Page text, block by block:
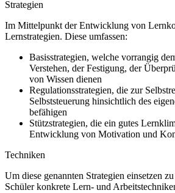
Strategien
Im Mittelpunkt der Entwicklung von
Lernstrategien. Diese umfassen:
Basisstrategien, welche vorrangig
Verstehen, der Festigung, der
von Wissen dienen
Regulationsstrategien, die zur
Selbststeuerung hinsichtlich des
befähigen
Stützstrategien, die ein gutes
Entwicklung von Motivation und
Techniken
Um diese genannten Strategien einsetzen
Schüler konkrete Lern- und